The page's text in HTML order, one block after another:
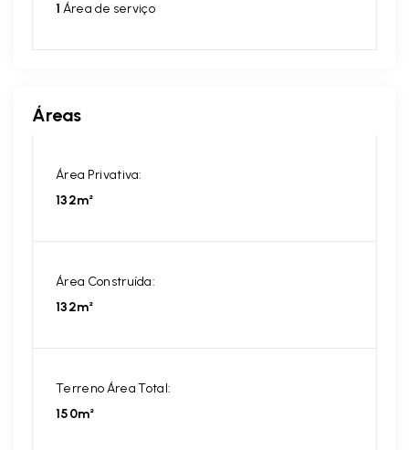
1 Área de serviço
Áreas
Área Privativa:
132m²
Área Construída:
132m²
Terreno Área Total:
150m²